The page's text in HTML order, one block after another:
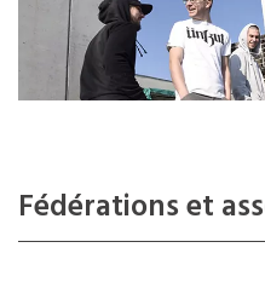
Fédérations et